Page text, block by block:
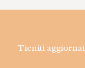
Tieniti